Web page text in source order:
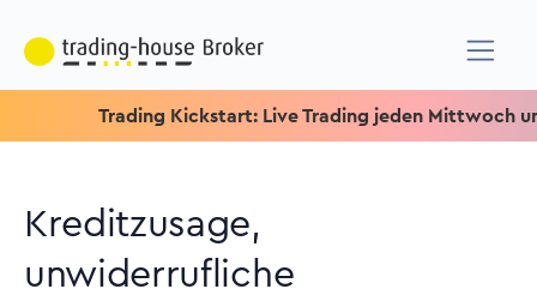
Trading Kickstart: Live Trading jeden Mittwoch um
Kreditzusage,
unwiderrufliche